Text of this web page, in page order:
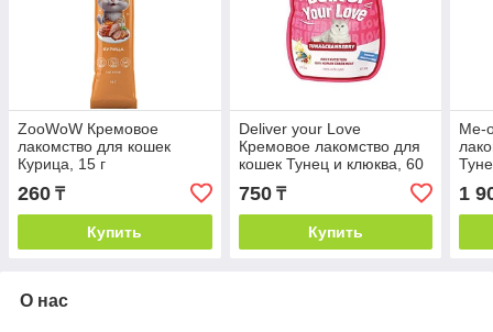
ZooWoW Кремовое
лакомство для кошек
Курица, 15 г
260 ₸
Купить
Deliver your Love
Кремовое лакомство для
кошек Тунец и клюква, 60
750₸
Купить
Ме-
1
О нас